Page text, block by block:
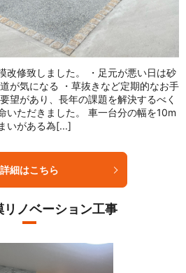
改修致しました。 ・足元が悪い日は砂
が気になる ・草抜きなど定期的なお手
望があり、長年の課題を解決するべく
いただきました。 車一台分の幅を10m
いがある為[...]
詳細はこちら
リノベーション工事